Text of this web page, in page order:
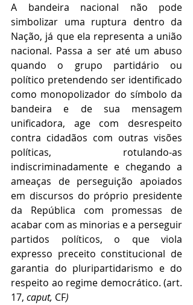
A bandeira nacional não pode
simbolizar uma ruptura dentro da
Nação, já que ela representa a união
nacional. Passa a ser até um abuso
quando o grupo partidário ou
político pretendendo ser identificado
como monopolizador do símbolo da
bandeira e de sua mensagem
unificadora, age com desrespeito
contra cidadãos com outras visões
políticas, rotulando-as
indiscriminadamente e chegando a
ameaças de perseguição apoiados
em discursos do próprio presidente
da República com promessas de
acabar com as minorias e a perseguir
partidos políticos, o que viola
expresso preceito constitucional de
garantia do pluripartidarismo e do
respeito ao regime democrático. (art.
17, caput, CF)